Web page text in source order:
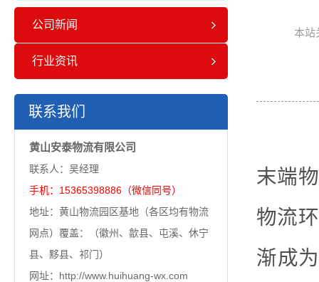
公司新闻
行业资讯
联系我们
黄山安泰物流有限公司
联系人：吴经理
手机：15365398886（微信同号）
地址：黄山物流园区基地（各区均有物流
网点）覆盖：（徽州、歙县、屯溪、休宁
县、黟县、祁门）
网址：http://www.huihuang-wx.com
本站
末端
物流
渐成